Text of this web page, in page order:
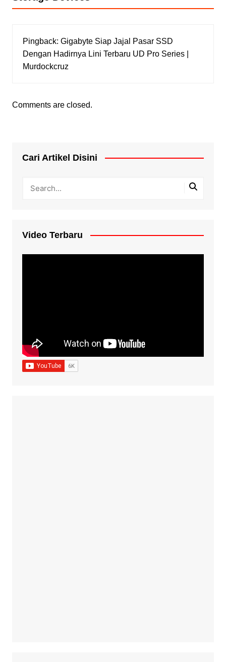
Pingback: Gigabyte Siap Jajal Pasar SSD
Dengan Hadirnya Lini Terbaru UD Pro Series |
Murdockcruz
Comments are closed.
Cari Artikel Disini
Video Terbaru